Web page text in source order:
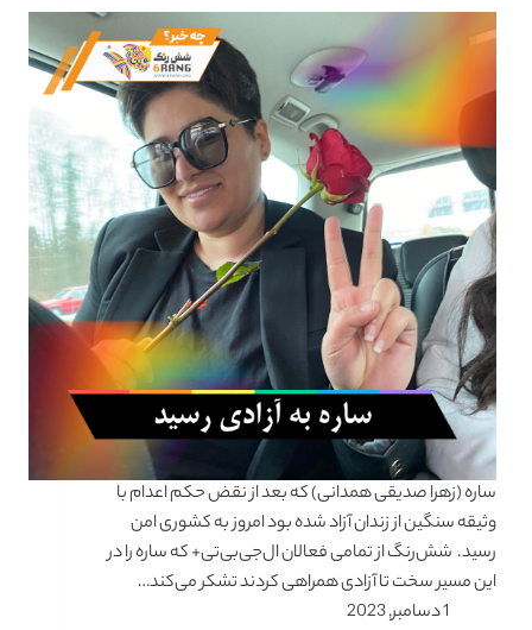
ساره (زهرا صدیقی همدانی) که بعد از نقض حکم اعدام با
وثیقه سنگین از زندان آزاد شده بود امروز به کشوری امن
رسید. شش‌رنگ از تمامی فعالان ال‌جی‌بی‌تی+ که ساره را در
این مسیر سخت تا آزادی همراهی کردند تشکر می‌کند…
1 دسامبر, 2023